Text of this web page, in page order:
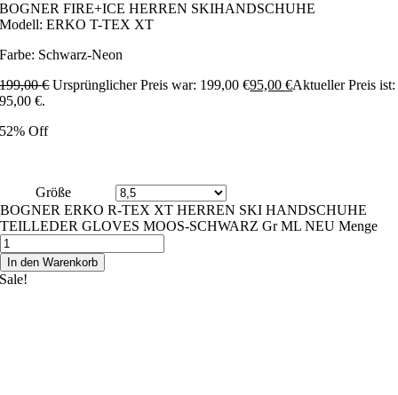
BOGNER FIRE+ICE HERREN SKIHANDSCHUHE
Modell: ERKO T-TEX XT
Farbe: Schwarz-Neon
199,00€ Ursprünglicher Preis war: 199,00 €95,00€Aktueller Preis ist:
95,00 €.
52% Off
Größe
BOGNER ERKO R-TEX XT HERREN SKI HANDSCHUHE
TEILLEDER GLOVES MOOS-SCHWARZ Gr ML NEU Menge
In den Warenkorb
Sale!